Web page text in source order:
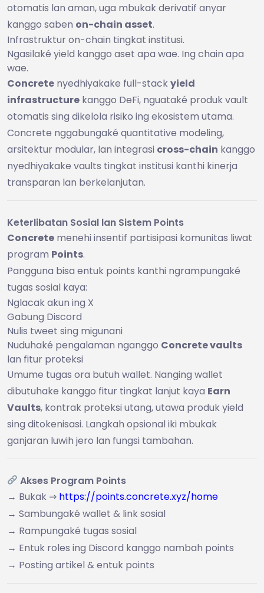
otomatis lan aman, uga mbukak derivatif anyar
kanggo saben on-chain asset.
Infrastruktur on-chain tingkat institusi.
Ngasilaké yield kanggo aset apa wae. Ing chain apa
wae.
Concrete nyedhiyakake full-stackyield
infrastructure kanggo DeFi, nguataké produk vault
otomatis sing dikelola risiko ing ekosistem utama.
Concrete nggabungaké quantitative modeling,
arsitektur modular, lan integrasi cross-chain kanggo
nyedhiyakake vaults tingkat institusi kanthi kinerja
transparan lan berkelanjutan.
Keterlibatan Sosial lan Sistem Points
Concrete menehi insentif partisipasi komunitas liwat
program Points.
Pangguna bisa entuk points kanthi ngrampungaké
tugas sosial kaya:
Nglacak akun ing X
Gabung Discord
Nulis tweet sing migunani
Nuduhaké pengalaman nganggo Concrete vaults
lan fitur proteksi
Umume tugas ora butuh wallet. Nanging wallet
dibutuhake kanggo fitur tingkat lanjut kaya Earn
Vaults, kontrak proteksi utang, utawa produk yield
sing ditokenisasi. Langkah opsional iki mbukak
ganjaran luwih jero lan fungsi tambahan.
Akses Program Points
→ Bukak ⇒ https://points.concrete.xyz/home
→ Sambungaké wallet & link sosial
→ Rampungaké tugas sosial
→ Entuk roles ing Discord kanggo nambah points
→ Posting artikel & entuk points